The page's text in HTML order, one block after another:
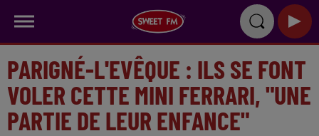
PARIGNÉ-L'EVÊQUE : ILS SE FONT
VOLER CETTE MINI FERRARI, "UNE
PARTIE DE LEUR ENFANCE"